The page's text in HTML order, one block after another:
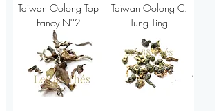
Taïwan Oolong Top
Fancy N°2
Taïwan Oolong C.
Tung Ting